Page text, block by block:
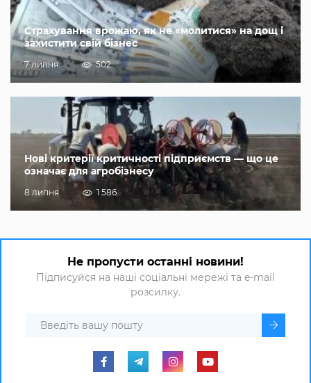
Страхування врожаю, як не «молитися» на дощ і
захистити свій бізнес
7 липня 502
Нові критерії критичності підприємств — що це
означає для агробізнесу
8 липня 1 586
Не пропусти останні новини!
Підписуйся на наші соціальні мережі та e-mail
розсилку.